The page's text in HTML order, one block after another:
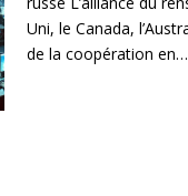
Uni, le Canada,
de la coopération en…